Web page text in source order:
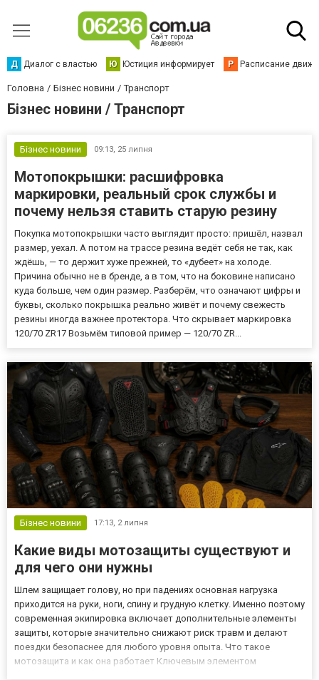
Д Диалог с властью Ю Юстиция информирует Р Расписание
Головна Бізнес новини Транспорт
Бізнес новини / Транспорт
Бізнес новини 09:13, 25 липня
Мотопокрышки: расшифровка
маркировки, реальный срок службы и
почему нельзя ставить старую резину
Покупка мотопокрышки часто выглядит просто: пришёл, назвал
размер, уехал. А потом на трассе резина ведёт себя не так, как
ждёшь, — то держит хуже прежней, то «дубеет» на холоде.
Причина обычно не в бренде, а в том, что на боковине написано
куда больше, чем один размер. Разберём, что означают цифры и
буквы, сколько покрышка реально живёт и почему свежесть
резины иногда важнее протектора. Что скрывает маркировка
120/70 ZR17 Возьмём типовой пример — 120/70 ZR...
Бізнес новини 17:13, 2 липня
Какие виды мотозащиты существуют и
для чего они нужны
Шлем защищает голову, но при падениях основная нагрузка
приходится на руки, ноги, спину и грудную клетку. Именно поэтому
современная экипировка включает дополнительные элементы
защиты, которые значительно снижают риск травм и делают
поездки безопаснее для любого уровня опыта. Что такое
мотозащита и как она работает Ключевым элементом